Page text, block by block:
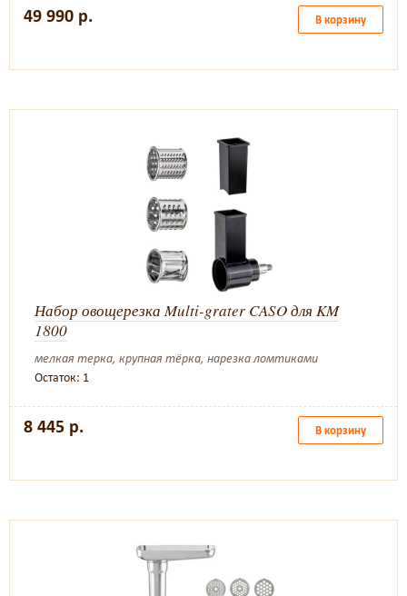
49 990 р. В корзину
Набор овощерезка Multi-grater CASO для KM
1800
мелкая терка, крупная тёрка, нарезка ломтиками
Остаток: 1
8 445 р. В корзину